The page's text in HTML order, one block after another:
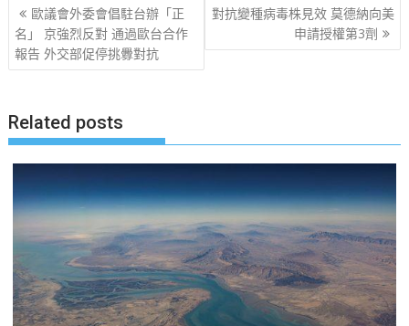
文
章
导
歐議會外委會倡駐台辦「正
名」 京強烈反對 通過歐台合作
報告 外交部促停挑釁對抗
對抗變種病毒株見效 莫德納向美
申請授權第3劑
Related posts